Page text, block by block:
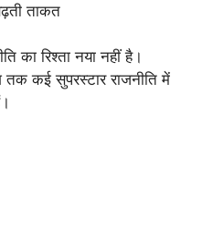
ताकत
का रिश्ता नया नहीं है।
कई सुपरस्टार राजनीति में